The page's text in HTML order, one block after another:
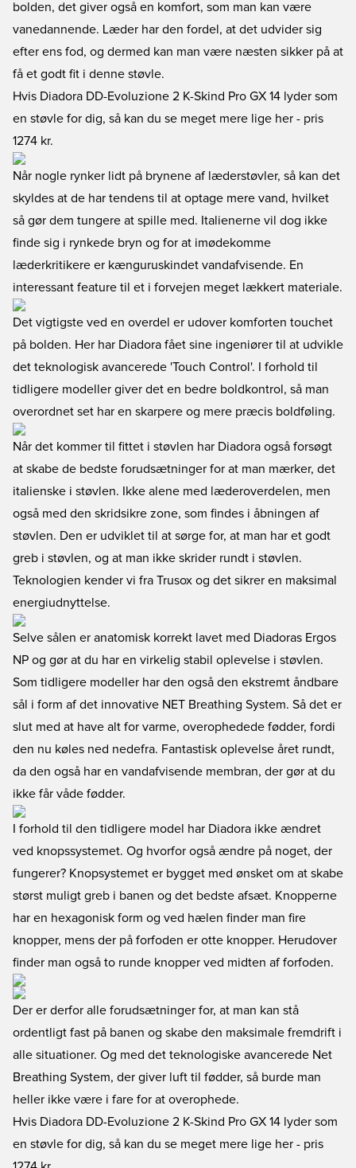
bolden, det giver også en komfort, som man kan være
vanedannende. Læder har den fordel, at det udvider sig
efter ens fod, og dermed kan man være næsten sikker på at
få et godt fit i denne støvle.
Hvis Diadora DD-Evoluzione 2 K-Skind Pro GX 14 lyder som
en støvle for dig, så kan du se meget mere lige her - pris
1274 kr.
Når nogle rynker lidt på brynene af læderstøvler, så kan det
skyldes at de har tendens til at optage mere vand, hvilket
så gør dem tungere at spille med. Italienerne vil dog ikke
finde sig i rynkede bryn og for at imødekomme
læderkritikere er kænguruskindet vandafvisende. En
interessant feature til et i forvejen meget lækkert materiale.
Det vigtigste ved en overdel er udover komforten touchet
på bolden. Her har Diadora fået sine ingeniører til at udvikle
det teknologisk avancerede 'Touch Control'. I forhold til
tidligere modeller giver det en bedre boldkontrol, så man
overordnet set har en skarpere og mere præcis boldføling.
Når det kommer til fittet i støvlen har Diadora også forsøgt
at skabe de bedste forudsætninger for at man mærker, det
italienske i støvlen. Ikke alene med læderoverdelen, men
også med den skridsikre zone, som findes i åbningen af
støvlen. Den er udviklet til at sørge for, at man har et godt
greb i støvlen, og at man ikke skrider rundt i støvlen.
Teknologien kender vi fra Trusox og det sikrer en maksimal
energiudnyttelse.
Selve sålen er anatomisk korrekt lavet med Diadoras Ergos
NP og gør at du har en virkelig stabil oplevelse i støvlen.
Som tidligere modeller har den også den ekstremt åndbare
sål i form af det innovative NET Breathing System. Så det er
slut med at have alt for varme, overophedede fødder, fordi
den nu køles ned nedefra. Fantastisk oplevelse året rundt,
da den også har en vandafvisende membran, der gør at du
ikke får våde fødder.
I forhold til den tidligere model har Diadora ikke ændret
ved knopssystemet. Og hvorfor også ændre på noget, der
fungerer? Knopsystemet er bygget med ønsket om at skabe
størst muligt greb i banen og det bedste afsæt. Knopperne
har en hexagonisk form og ved hælen finder man fire
knopper, mens der på forfoden er otte knopper. Herudover
finder man også to runde knopper ved midten af forfoden.
Der er derfor alle forudsætninger for, at man kan stå
ordentligt fast på banen og skabe den maksimale fremdrift i
alle situationer. Og med det teknologiske avancerede Net
Breathing System, der giver luft til fødder, så burde man
heller ikke være i fare for at overophede.
Hvis Diadora DD-Evoluzione 2 K-Skind Pro GX 14 lyder som
en støvle for dig, så kan du se meget mere lige her - pris